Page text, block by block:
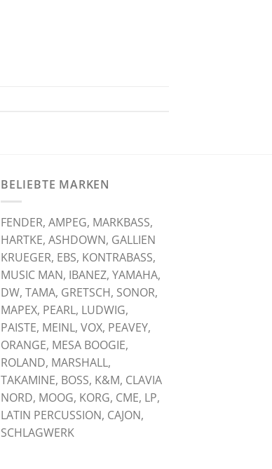
BELIEBTE MARKEN
FENDER, AMPEG, MARKBASS,
HARTKE, ASHDOWN, GALLIEN
KRUEGER, EBS, KONTRABASS,
MUSIC MAN, IBANEZ, YAMAHA,
DW, TAMA, GRETSCH, SONOR,
MAPEX, PEARL, LUDWIG,
PAISTE, MEINL, VOX, PEAVEY,
ORANGE, MESA BOOGIE,
ROLAND, MARSHALL,
TAKAMINE, BOSS, K&M, CLAVIA
NORD, MOOG, KORG, CME, LP,
LATIN PERCUSSION, CAJON,
SCHLAGWERK